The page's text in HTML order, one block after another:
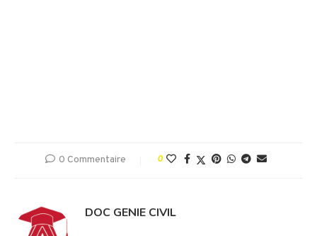
0 Commentaire 0
DOC GENIE CIVIL